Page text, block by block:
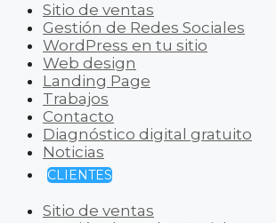
Sitio de ventas
Gestión de Redes Sociales
WordPress en tu sitio
Web design
Landing Page
Trabajos
Contacto
Diagnóstico digital gratuito
Noticias
CLIENTES
Sitio de ventas